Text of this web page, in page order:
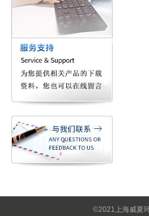
©2021上海威夏